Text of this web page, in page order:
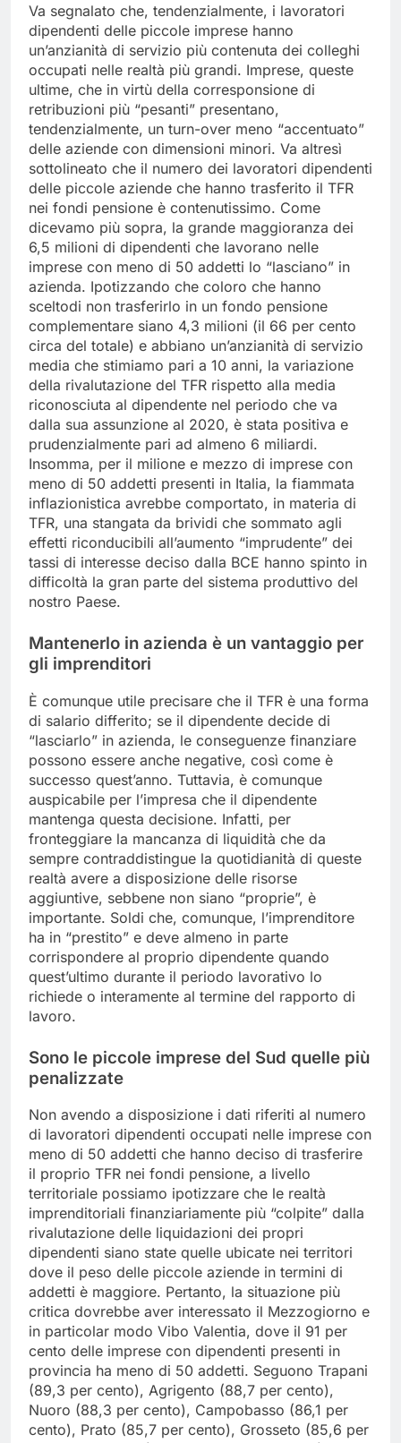
Va segnalato che, tendenzialmente, i lavoratori
dipendenti delle piccole imprese hanno
un’anzianità di servizio più contenuta dei colleghi
occupati nelle realtà più grandi. Imprese, queste
ultime, che in virtù della corresponsione di
retribuzioni più “pesanti” presentano,
tendenzialmente, un turn-over meno “accentuato”
delle aziende con dimensioni minori. Va altresì
sottolineato che il numero dei lavoratori dipendenti
delle piccole aziende che hanno trasferito il TFR
nei fondi pensione è contenutissimo. Come
dicevamo più sopra, la grande maggioranza dei
6,5 milioni di dipendenti che lavorano nelle
imprese con meno di 50 addetti lo “lasciano” in
azienda. Ipotizzando che coloro che hanno
sceltodi non trasferirlo in un fondo pensione
complementare siano 4,3 milioni (il 66 per cento
circa del totale) e abbiano un’anzianità di servizio
media che stimiamo pari a 10 anni, la variazione
della rivalutazione del TFR rispetto alla media
riconosciuta al dipendente nel periodo che va
dalla sua assunzione al 2020, è stata positiva e
prudenzialmente pari ad almeno 6 miliardi.
Insomma, per il milione e mezzo di imprese con
meno di 50 addetti presenti in Italia, la fiammata
inflazionistica avrebbe comportato, in materia di
TFR, una stangata da brividi che sommato agli
effetti riconducibili all’aumento “imprudente” dei
tassi di interesse deciso dalla BCE hanno spinto in
difficoltà la gran parte del sistema produttivo del
nostro Paese.
Mantenerlo in azienda è un vantaggio per
gli imprenditori
È comunque utile precisare che il TFR è una forma
di salario differito; se il dipendente decide di
“lasciarlo” in azienda, le conseguenze finanziare
possono essere anche negative, così come è
successo quest’anno. Tuttavia, è comunque
auspicabile per l’impresa che il dipendente
mantenga questa decisione. Infatti, per
fronteggiare la mancanza di liquidità che da
sempre contraddistingue la quotidianità di queste
realtà avere a disposizione delle risorse
aggiuntive, sebbene non siano “proprie”, è
importante. Soldi che, comunque, l’imprenditore
ha in “prestito” e deve almeno in parte
corrispondere al proprio dipendente quando
quest’ultimo durante il periodo lavorativo lo
richiede o interamente al termine del rapporto di
lavoro.
Sono le piccole imprese del Sud quelle più
penalizzate
Non avendo a disposizione i dati riferiti al numero
di lavoratori dipendenti occupati nelle imprese con
meno di 50 addetti che hanno deciso di trasferire
il proprio TFR nei fondi pensione, a livello
territoriale possiamo ipotizzare che le realtà
imprenditoriali finanziariamente più “colpite” dalla
rivalutazione delle liquidazioni dei propri
dipendenti siano state quelle ubicate nei territori
dove il peso delle piccole aziende in termini di
addetti è maggiore. Pertanto, la situazione più
critica dovrebbe aver interessato il Mezzogiorno e
in particolar modo Vibo Valentia, dove il 91 per
cento delle imprese con dipendenti presenti in
provincia ha meno di 50 addetti. Seguono Trapani
(89,3 per cento), Agrigento (88,7 per cento),
Nuoro (88,3 per cento), Campobasso (86,1 per
cento), Prato (85,7 per cento), Grosseto (85,6 per